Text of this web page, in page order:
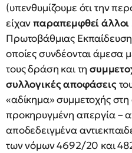
(υπενθυμίζουμε ότι την
είχανπαραπεμφθεί άλλοι
Πρωτοβάθμιας
οποίες συνδέονται άμεσα
τους δράση και τη
συλλογικές αποφάσεις
«αδίκημα» συμμετοχής
προκηρυγμένη απεργία –
αποδεδειγμένα
των νόμων 4692/20 και